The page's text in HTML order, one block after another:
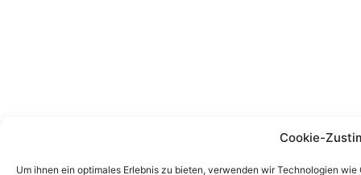
Cookie-
Um ihnen ein optimales Erlebnis zu bieten, verwenden wir Technologien